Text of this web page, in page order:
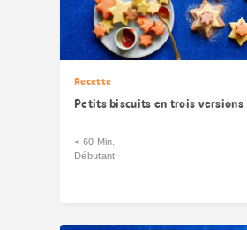
Recette
Petits biscuits en trois versions
< 60 Min.
Débutant